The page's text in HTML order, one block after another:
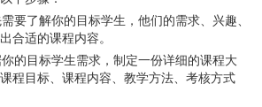
要了解你的目标学生，他们的需求、兴趣、
合适的课程内容。
的目标学生需求，制定一份详细的课程大
程目标、课程内容、教学方法、考核方式